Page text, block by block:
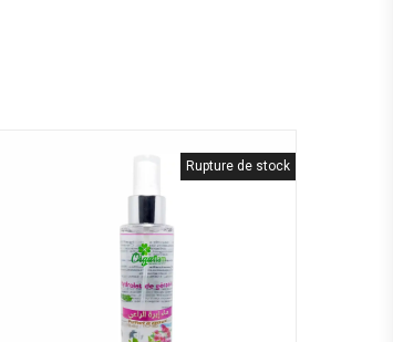
Rupture de stock